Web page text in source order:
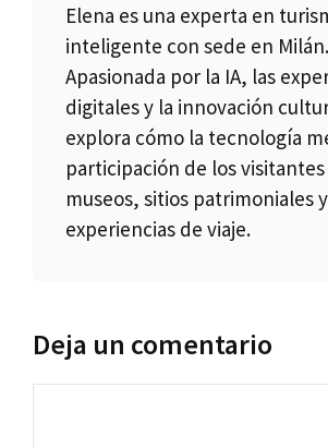
Elena es una experta en
inteligente con sede en Milán.
Apasionada por la IA, las
digitales y la innovación
explora cómo la tecnología
participación de los
museos, sitios patrimoniales y
experiencias de viaje.
Deja un comentario